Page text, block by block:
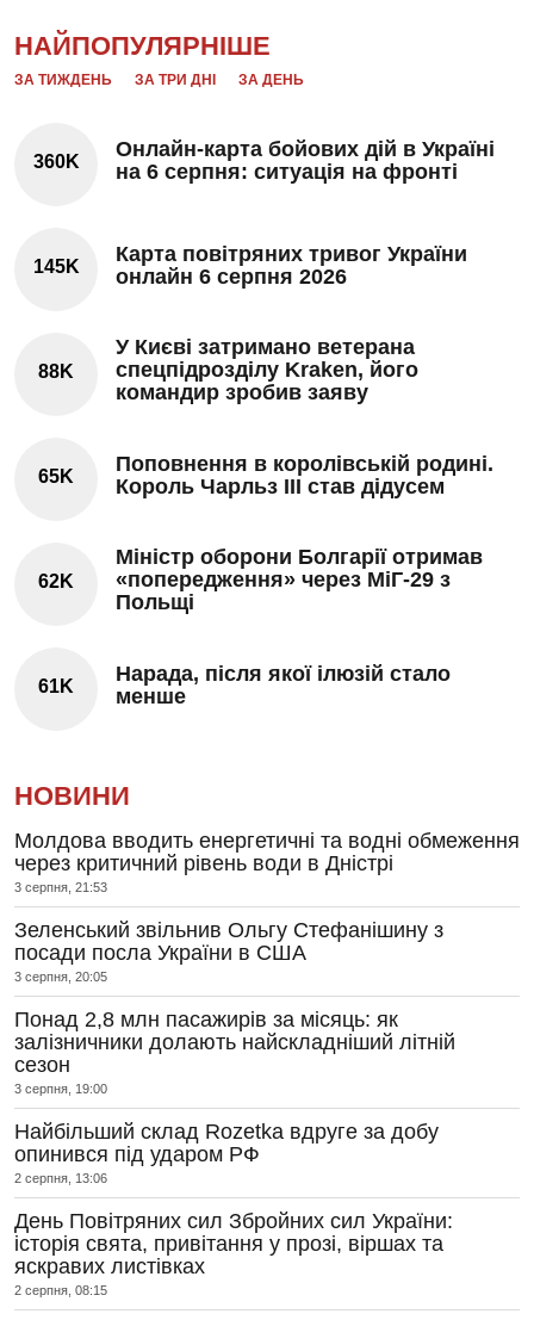
НАЙПОПУЛЯРНІШЕ
ЗА ТИЖДЕНЬ ЗА ТРИ ДНІ ЗА ДЕНЬ
360K
Онлайн-карта бойових дій в Україні
на 6 серпня: ситуація на фронті
145K
Карта повітряних тривог України
онлайн 6 серпня 2026
88K
У Києві затримано ветерана
спецпідрозділу Kraken, його
командир зробив заяву
65K
Поповнення в королівській родині.
Король Чарльз III став дідусем
62K
Міністр оборони Болгарії отримав
«попередження» через МіГ-29 з
Польщі
61K
Нарада, після якої ілюзій стало
менше
НОВИНИ
Молдова вводить енергетичні та водні обмеження
через критичний рівень води в Дністрі
3 серпня, 21:53
Зеленський звільнив Ольгу Стефанішину з
посади посла України в США
3 серпня, 20:05
Понад 2,8 млн пасажирів за місяць: як
залізничники долають найскладніший літній
сезон
3 серпня, 19:00
Найбільший склад Rozetka вдруге за добу
опинився під ударом РФ
2 серпня, 13:06
День Повітряних сил Збройних сил України:
історія свята, привітання у прозі, віршах та
яскравих листівках
2 серпня, 08:15